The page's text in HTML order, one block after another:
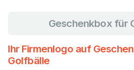
Geschenkbox für
Ihr Firmenlogo auf
Golfbälle